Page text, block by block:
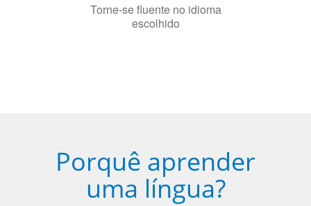
Torne-se fluente no idioma
escolhido
Porquê aprender
uma língua?